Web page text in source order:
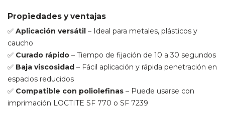
Propiedades y ventajas
✅ Aplicación versátil – Ideal para metales, plásticos y
caucho
✅ Curado rápido – Tiempo de fijación de 10 a 30 segundos
✅ Baja viscosidad – Fácil aplicación y rápida penetración en
espacios reducidos
✅ Compatible con poliolefinas – Puede usarse con
imprimación LOCTITE SF 770 o SF 7239